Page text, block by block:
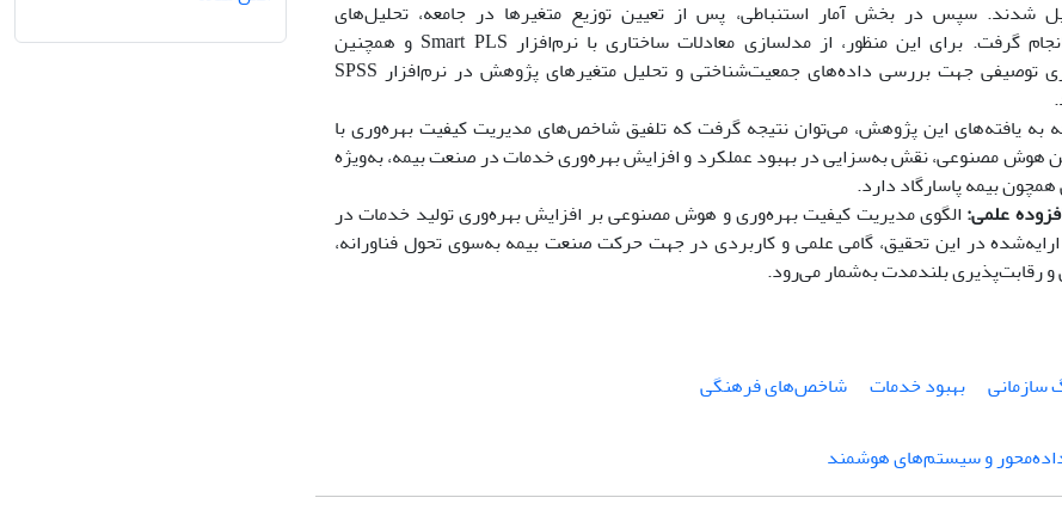
شدند. سپس در بخش آمار استنباطی، پس از تعیین توزیع متغیرها در جامعه، تحلیل‌های
گرفت. برای این منظور، از مدلسازی معادلات ساختاری با نرم‌افزار Smart PLS و همچنین
توصیفی جهت بررسی داده‌های جمعیت‌شناختی و تحلیل متغیرهای پژوهش در نرم‌افزار SPSS
به یافته‌های این پژوهش، می‌توان نتیجه گرفت که تلفیق شاخص‌های مدیریت کیفیت بهره‌وری با
هوش مصنوعی، نقش به‌سزایی در بهبود عملکرد و افزایش بهره‌وری خدمات در صنعت بیمه، به‌ویژه
بیمه پاسارگاد دارد.
علمی: الگوی مدیریت کیفیت بهرهوری و هوش مصنوعی بر افزایش بهرهوری تولید خدمات در
ارایه‌شده در این تحقیق، گامی علمی و کاربردی در جهت حرکت صنعت بیمه بهسوی تحول فناورانه،
و رقابت‌پذیری بلندمدت بهشمار می‌رود.
سازمانی
بهبود خدمات
شاخص‌های فرهنگی
و سیستم‌های هوشمند